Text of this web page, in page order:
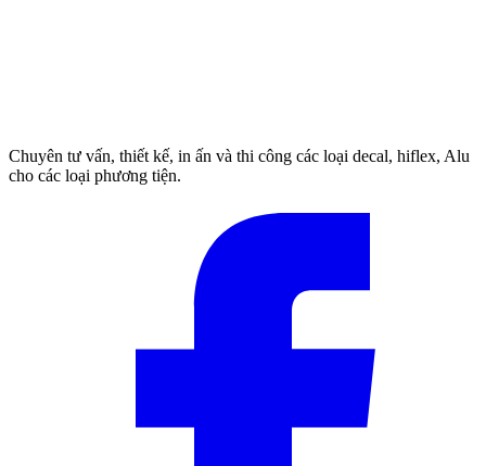
Chuyên tư vấn, thiết kế, in ấn và thi công các loại decal, hiflex, Alu
cho các loại phương tiện.